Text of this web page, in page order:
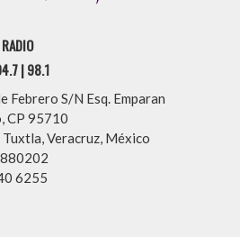
| 98.1
Febrero S/N Esq. Emparan
CP 95710
Tuxtla, Veracruz, México
6255